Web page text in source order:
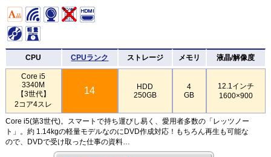
CPU CPUランク ストレージ メモリ 液晶/解像度
Core i5
3340M
【3世代】
2コア4スレ
14
HDD
250GB
4
GB
12.1インチ
1600×900
Core i5(第3世代)。スマートで持ち運びし易く、愛用者多数の「レッツノー
ト」。約 1.14kgの軽量モデルなのにDVD作成対応！もちろん再生も可能な
ので、DVDで受け取った仕事の資料…